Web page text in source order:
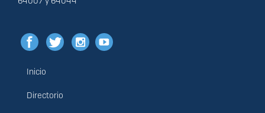
Menú
principal
Inicio
Directorio